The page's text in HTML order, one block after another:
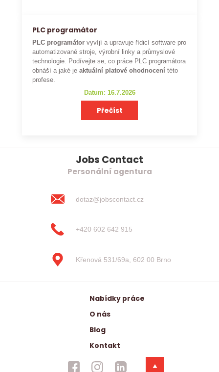
PLC programátor
PLC programátor vyvíjí a upravuje řídicí software pro
automatizované stroje, výrobní linky a průmyslové
technologie. Podívejte se, co práce PLC programátora
obnáší a jaké je aktuální platové ohodnocení této
profese.
Datum: 16.7.2026
Přečíst
Jobs Contact
Personální agentura
dotaz@jobscontact.cz
+420 602 642 915
Křenová 531/69a, 602 00 Brno
Nabídky práce
O nás
Blog
Kontakt